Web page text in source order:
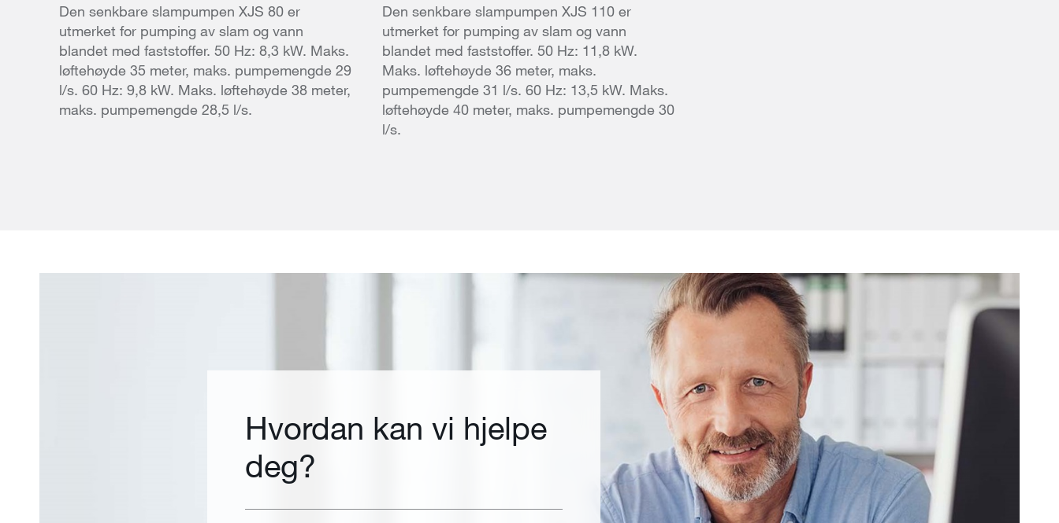
Den senkbare slampumpen XJS 80 er
utmerket for pumping av slam og vann
blandet med faststoffer. 50 Hz: 8,3 kW. Maks.
løftehøyde 35 meter, maks. pumpemengde 29
l/s. 60 Hz: 9,8 kW. Maks. løftehøyde 38 meter,
maks. pumpemengde 28,5 l/s.
Den senkbare slampumpen XJS 110 er
utmerket for pumping av slam og vann
blandet med faststoffer. 50 Hz: 11,8 kW.
Maks. løftehøyde 36 meter, maks.
pumpemengde 31 l/s. 60 Hz: 13,5 kW. Maks.
løftehøyde 40 meter, maks. pumpemengde 30
l/s.
Hvordan kan vi hjelpe
deg?